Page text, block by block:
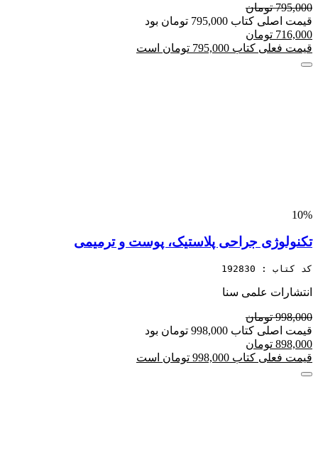
795,000 تومان
قیمت اصلی کتاب 795,000 تومان بود
716,000 تومان
قیمت فعلی کتاب 795,000 تومان است
10%
تکنولوژی جراحی پلاستیک، پوست و ترمیمی
کد کتاب : 192830
انتشارات علمی سنا
998,000 تومان
قیمت اصلی کتاب 998,000 تومان بود
898,000 تومان
قیمت فعلی کتاب 998,000 تومان است